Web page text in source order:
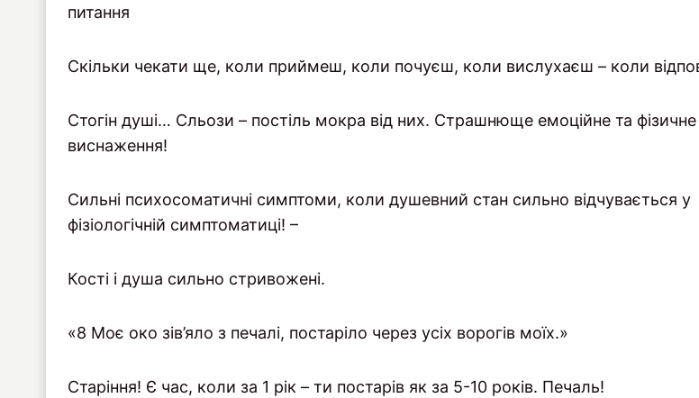
питання
Скільки чекати ще, коли приймеш, коли почуєш, коли вислухаєш – коли
Стогін душі… Сльози – постіль мокра від них. Страшнюще емоційне та фізичне
виснаження!
Сильні психосоматичні симптоми, коли душевний стан сильно відчувається у
фізіологічній симптоматиці! –
Кості і душа сильно стривожені.
«8 Моє око зів’яло з печалі, постаріло через усіх ворогів моїх.»
Старіння! Є час, коли за 1 рік – ти постарів як за 5-10 років. Печаль!